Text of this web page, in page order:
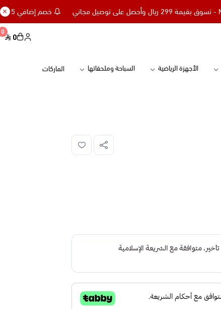
خصم إضافي 15% للعملاء الجدد كود NC15 - تسوق بقيمة 299 ريال وأحصل على توصيل مجاني
0 0
الأجهزة الرياضية السباحة وملحقاتها
الماركات